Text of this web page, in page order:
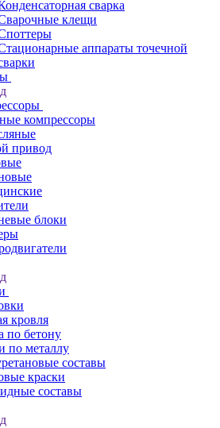
сварка
клещи
аппараты точечной
компрессоры
привод
блоки
кровля
по бетону
по металлу
составы
краски
составы